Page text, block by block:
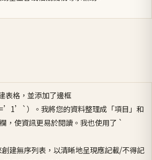
表格，並添加了邊框
）。我將您的資料整理成「項目」和
欄，使資訊更易於閱讀。我也使用了 `
建無序列表，以清晰地呈現應記載/不得記